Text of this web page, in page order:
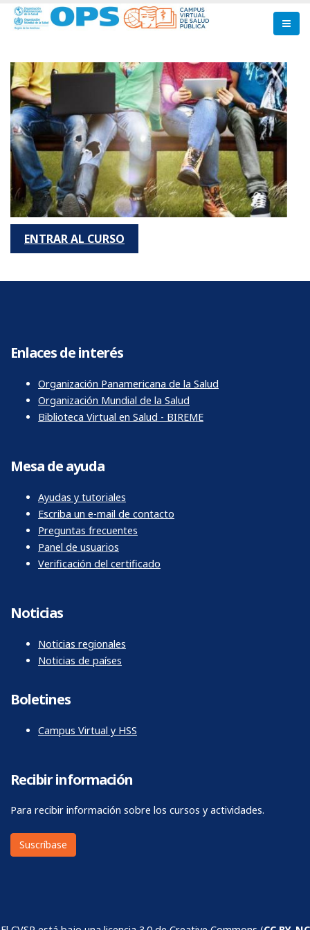
Pasar
ENTRAR AL CURSO
Enlaces de interés
Organización Panamericana de la Salud
Organización Mundial de la Salud
Biblioteca Virtual en Salud - BIREME
Mesa de ayuda
Ayudas y tutoriales
Escriba un e-mail de contacto
Preguntas frecuentes
Panel de usuarios
Verificación del certificado
Noticias
Noticias regionales
Noticias de países
Boletines
Campus Virtual y HSS
Recibir información
Para recibir información sobre los cursos y actividades.
Suscríbase